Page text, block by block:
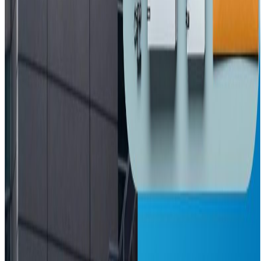
प्रतितोला ३ हजार ६०० ले घट्यो सुनको मूल्य
२०२६ अप्रिल ३
इनिसा मृत्यु प्रकरण : चार जना पुर्पक्षका लागि थुनामा
न्युजिल्यान्डमै साम्बाको घुँडाको शल्यक्रिया !
अष्ट्रेलियाको सरकारी सञ्चारमाध्यम एबीसीका कर्मचारी
आन्दोलनमा